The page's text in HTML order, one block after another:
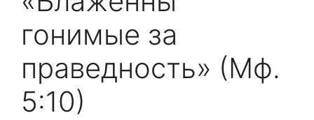
гонимые за
праведность» (Мф.
5:10)